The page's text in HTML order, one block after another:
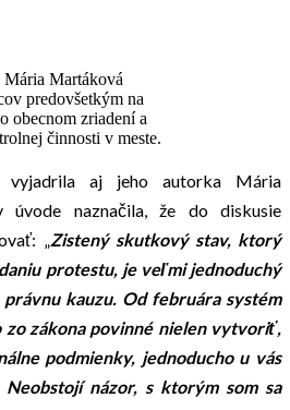
Martáková
predovšetkým na
obecnom zriadení a
činnosti v meste.
aj jeho autorka Mária
naznačila, že do diskusie
„Zistený skutkový stav, ktorý
protestu, je veľmi jednoduchý
kauzu. Od februára systém
zákona povinné nielen vytvoriť,
podmienky, jednoducho u vás
názor, s ktorým som sa